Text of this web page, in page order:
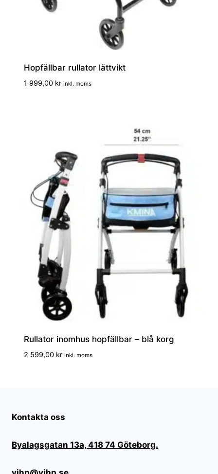
Hopfällbar rullator lättvikt
1 999,00 kr inkl. moms
Rullator inomhus hopfällbar – blå korg
2 599,00 kr inkl. moms
Kontakta oss
Byalagsgatan 13a, 418 74 Göteborg.